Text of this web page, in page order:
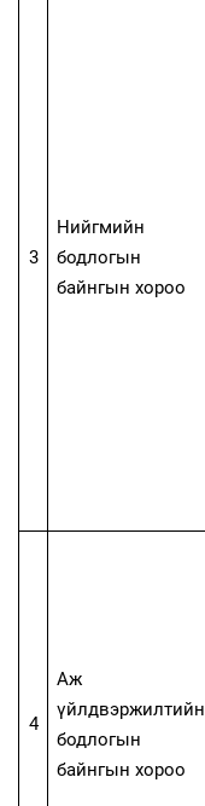
3
Нийгмийн
бодлогын
байнгын хороо
4
Аж
үйлдвэржилтийн
бодлогын
байнгын хороо